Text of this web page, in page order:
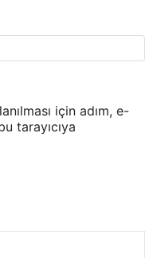
için adım, e-
tarayıcıya